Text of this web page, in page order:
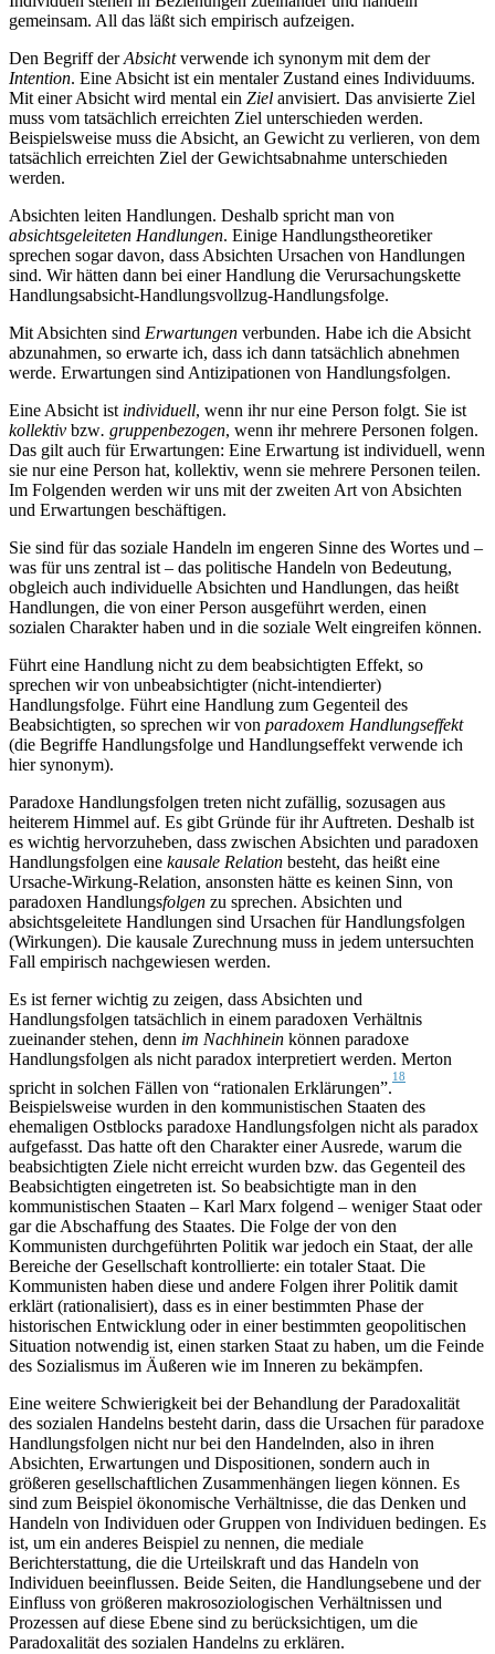
gemeinsam. All das läßt sich empirisch aufzeigen.
Den Begriff derAbsichtverwende ich synonym mit dem der
Intention. Eine Absicht ist ein mentaler Zustand eines Individuums.
Mit einer Absicht wird mental ein Ziel anvisiert. Das anvisierte Ziel
muss vom tatsächlich erreichten Ziel unterschieden werden.
Beispielsweise muss die Absicht, an Gewicht zu verlieren, von dem
tatsächlich erreichten Ziel der Gewichtsabnahme unterschieden
werden.
Absichten leiten Handlungen. Deshalb spricht man von
absichtsgeleiteten Handlungen. Einige Handlungstheoretiker
sprechen sogar davon, dass Absichten Ursachen von Handlungen
sind. Wir hätten dann bei einer Handlung die Verursachungskette
Handlungsabsicht-Handlungsvollzug-Handlungsfolge.
Mit Absichten sind Erwartungen verbunden. Habe ich die Absicht
abzunahmen, so erwarte ich, dass ich dann tatsächlich abnehmen
werde. Erwartungen sind Antizipationen von Handlungsfolgen.
Eine Absicht ist individuell, wenn ihr nur eine Person folgt. Sie ist
kollektiv bzw. gruppenbezogen, wenn ihr mehrere Personen folgen.
Das gilt auch für Erwartungen: Eine Erwartung ist individuell, wenn
sie nur eine Person hat, kollektiv, wenn sie mehrere Personen teilen.
Im Folgenden werden wir uns mit der zweiten Art von Absichten
und Erwartungen beschäftigen.
Sie sind für das soziale Handeln im engeren Sinne des Wortes und –
was für uns zentral ist – das politische Handeln von Bedeutung,
obgleich auch individuelle Absichten und Handlungen, das heißt
Handlungen, die von einer Person ausgeführt werden, einen
sozialen Charakter haben und in die soziale Welt eingreifen können.
Führt eine Handlung nicht zu dem beabsichtigten Effekt, so
sprechen wir von unbeabsichtigter (nicht-intendierter)
Handlungsfolge. Führt eine Handlung zum Gegenteil des
Beabsichtigten, so sprechen wir von paradoxem Handlungseffekt
(die Begriffe Handlungsfolge und Handlungseffekt verwende ich
hier synonym).
Paradoxe Handlungsfolgen treten nicht zufällig, sozusagen aus
heiterem Himmel auf. Es gibt Gründe für ihr Auftreten. Deshalb ist
es wichtig hervorzuheben, dass zwischen Absichten und paradoxen
Handlungsfolgen eine kausale Relation besteht, das heißt eine
Ursache-Wirkung-Relation, ansonsten hätte es keinen Sinn, von
paradoxen Handlungsfolgen zu sprechen. Absichten und
absichtsgeleitete Handlungen sind Ursachen für Handlungsfolgen
(Wirkungen). Die kausale Zurechnung muss in jedem untersuchten
Fall empirisch nachgewiesen werden.
Es ist ferner wichtig zu zeigen, dass Absichten und
Handlungsfolgen tatsächlich in einem paradoxen Verhältnis
zueinander stehen, denn im Nachhinein können paradoxe
Handlungsfolgen als nicht paradox interpretiert werden. Merton
spricht in solchen Fällen von “rationalen Erklärungen”.
18
Beispielsweise wurden in den kommunistischen Staaten des
ehemaligen Ostblocks paradoxe Handlungsfolgen nicht als paradox
aufgefasst. Das hatte oft den Charakter einer Ausrede, warum die
beabsichtigten Ziele nicht erreicht wurden bzw. das Gegenteil des
Beabsichtigten eingetreten ist. So beabsichtigte man in den
kommunistischen Staaten – Karl Marx folgend – weniger Staat oder
gar die Abschaffung des Staates. Die Folge der von den
Kommunisten durchgeführten Politik war jedoch ein Staat, der alle
Bereiche der Gesellschaft kontrollierte: ein totaler Staat. Die
Kommunisten haben diese und andere Folgen ihrer Politik damit
erklärt (rationalisiert), dass es in einer bestimmten Phase der
historischen Entwicklung oder in einer bestimmten geopolitischen
Situation notwendig ist, einen starken Staat zu haben, um die Feinde
des Sozialismus im Äußeren wie im Inneren zu bekämpfen.
Eine weitere Schwierigkeit bei der Behandlung der Paradoxalität
des sozialen Handelns besteht darin, dass die Ursachen für paradoxe
Handlungsfolgen nicht nur bei den Handelnden, also in ihren
Absichten, Erwartungen und Dispositionen, sondern auch in
größeren gesellschaftlichen Zusammenhängen liegen können. Es
sind zum Beispiel ökonomische Verhältnisse, die das Denken und
Handeln von Individuen oder Gruppen von Individuen bedingen. Es
ist, um ein anderes Beispiel zu nennen, die mediale
Berichterstattung, die die Urteilskraft und das Handeln von
Individuen beeinflussen. Beide Seiten, die Handlungsebene und der
Einfluss von größeren makrosoziologischen Verhältnissen und
Prozessen auf diese Ebene sind zu berücksichtigen, um die
Paradoxalität des sozialen Handelns zu erklären.